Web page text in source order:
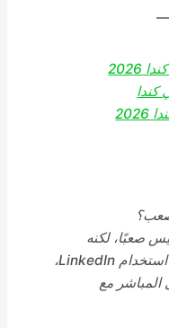
عن عمل في كندا 2026 ليس صعبًا، لكنه
يتطلب استراتيجية واضحة تشمل استخدام LinkedIn،
المباشر مع